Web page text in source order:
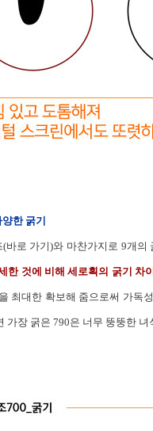
한 굵기
(바로 가기)와 마찬가지로 9개의
한 것에 비해 세로획의 굵기 차
최대한 확보해 줌으로써 가독
가장 굵은 790은 너무 뚱뚱한